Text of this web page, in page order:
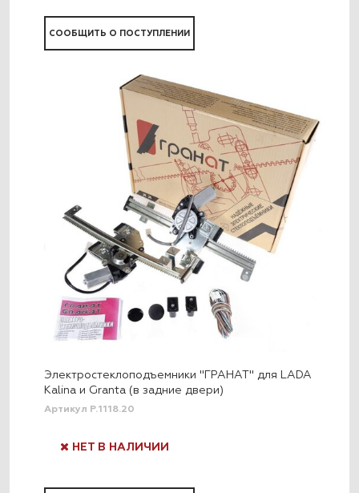
СООБЩИТЬ О ПОСТУПЛЕНИИ
Электростеклоподъемники "ГРАНАТ" для LADA
Kalina и Granta (в задние двери)
Артикул P.1118.20
НЕТ В НАЛИЧИИ